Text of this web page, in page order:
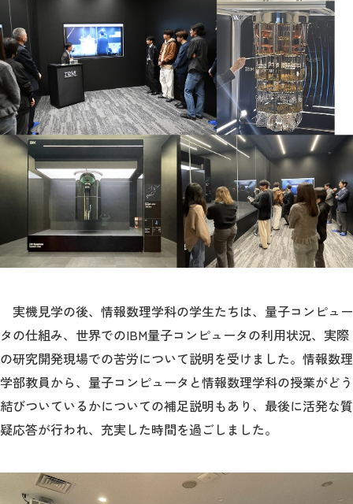
実機見学の後、情報数理学科の学生たちは、量子コンピュー
タの仕組み、世界でのIBM量子コンピュータの利用状況、実際
の研究開発現場での苦労について説明を受けました。情報数理
学部教員から、量子コンピュータと情報数理学科の授業がどう
結びついているかについての補足説明もあり、最後に活発な質
疑応答が行われ、充実した時間を過ごしました。